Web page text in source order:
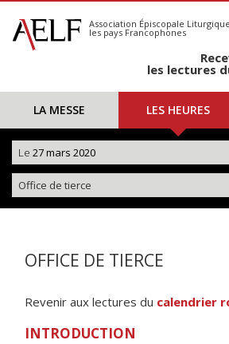
S'abonner
Calendrier
Association Épiscopale Liturgique
les pays Francophones
les lectures
LA MESSE LES HEURES
Le 27 mars 2020
Office de tierce
OFFICE DE TIERCE
Revenir aux lectures du calendrier
INTRODUCTION